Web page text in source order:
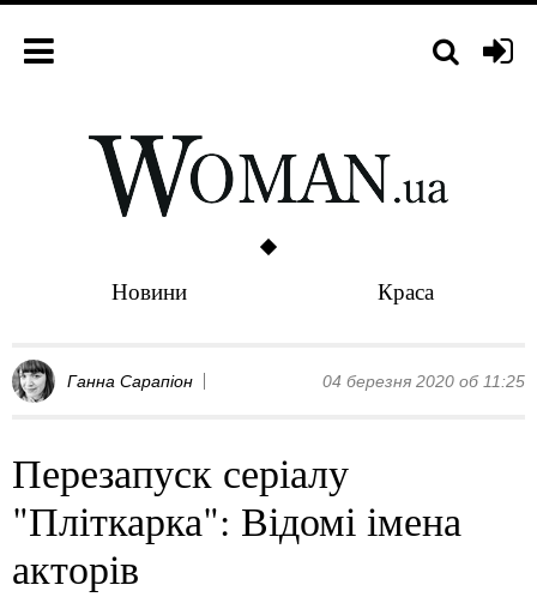
Новини Краса
Ганна Сарапіон 04 березня 2020 об 11:25
Перезапуск серіалу
"Пліткарка": Відомі імена
акторів